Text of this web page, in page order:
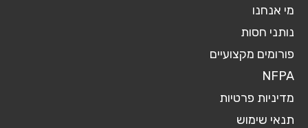
מי אנחנו
נותני חסות
פורומים מקצועיים
NFPA
מדיניות פרטיות
תנאי שימוש